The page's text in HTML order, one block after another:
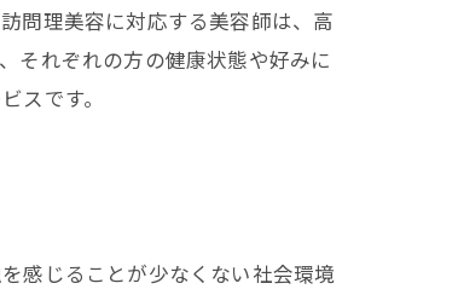
問理美容に対応する美容師は、高
それぞれの方の健康状態や好みに
スです。
感じることが少なくない社会環境